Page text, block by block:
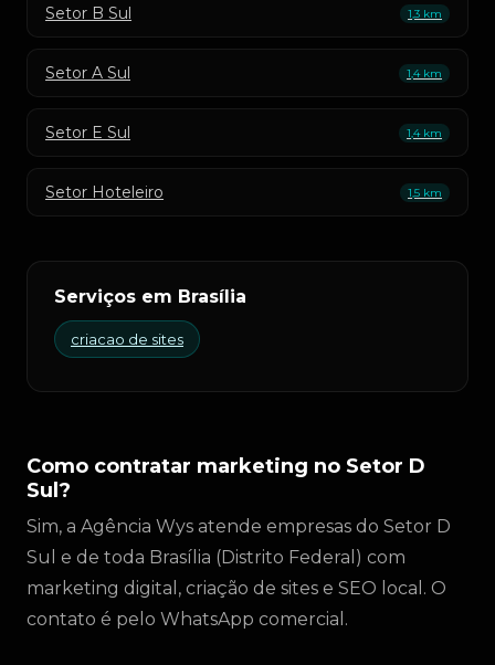
Setor B Sul 1,3 km
Setor A Sul 1,4 km
Setor E Sul 1,4 km
Setor Hoteleiro 1,5 km
Serviços em Brasília
criacao de sites
Como contratar marketing no Setor D
Sul?
Sim, a Agência Wys atende empresas do Setor D
Sul e de toda Brasília (Distrito Federal) com
marketing digital, criação de sites e SEO local. O
contato é pelo WhatsApp comercial.